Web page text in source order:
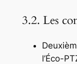
3.2. Les
l’Éco-